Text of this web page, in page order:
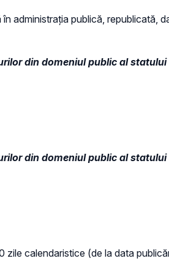
administraţia publică, republicată,
din domeniul public al
din domeniul public al
zile calendaristice (de la data